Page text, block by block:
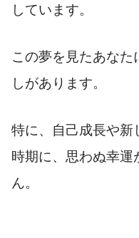
しています。
この夢を見たあな
しがあります。
特に、自己成長や新
時期に、思わぬ幸
ん。